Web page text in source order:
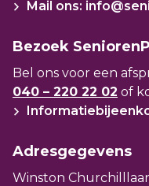
alles goed gaat
Voor dit
Vitalis
Samen met de
altijd in de buurt
per week.
zorgbehoefte of
woongebouw zijn
toch zo lang
te blijven wonen.
Mail ons:
Bezoek
Bel ons voor een
040 – 220 22 02 of
Adresgegevens
Winston